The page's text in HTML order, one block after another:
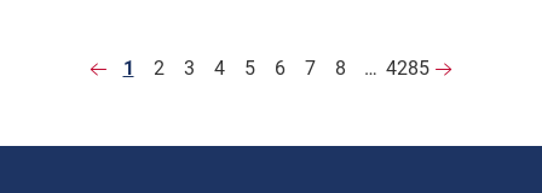
1 2 3 4 5 6 7 8 … 4285